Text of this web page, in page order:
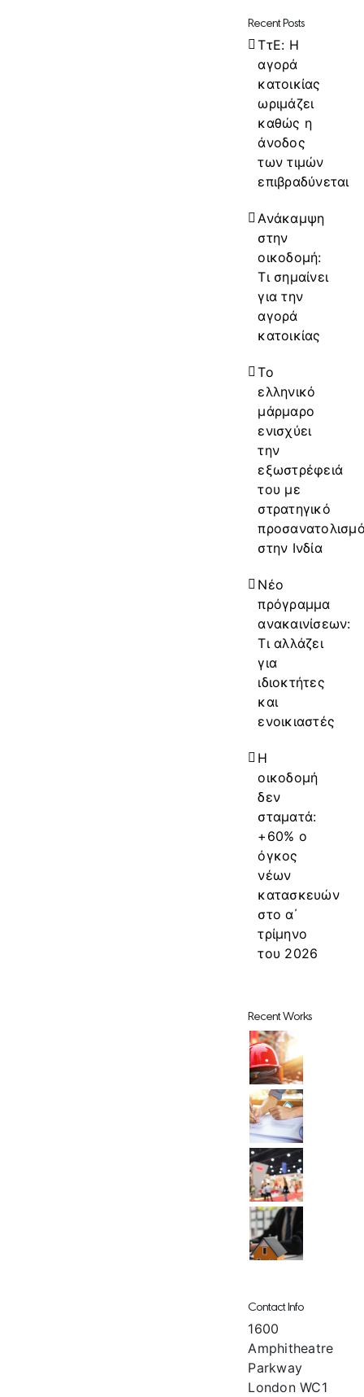
Recent Posts
ΤτΕ: Η
αγορά
κατοικίας
ωριμάζει
καθώς η
άνοδος
των τιμών
επιβραδύνεται
Ανάκαμψη
στην
οικοδομή:
Τι σημαίνει
για την
αγορά
κατοικίας
Το
ελληνικό
μάρμαρο
ενισχύει
την
εξωστρέφειά
του με
στρατηγικό
στην Ινδία
Νέο
πρόγραμμα
ανακαινίσεων:
Τι αλλάζει
για
ιδιοκτήτες
και
ενοικιαστές
Η
οικοδομή
δεν
σταματά:
+60% ο
όγκος
νέων
κατασκευών
στο α΄
τρίμηνο
του 2026
Recent Works
Contact Info
1600
Amphitheatre
Parkway
London WC1